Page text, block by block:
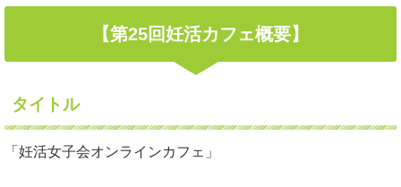
【第25回妊活カフェ概要】
タイトル
「妊活女子会オンラインカフェ」